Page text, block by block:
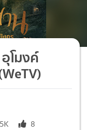
โมงค์
8